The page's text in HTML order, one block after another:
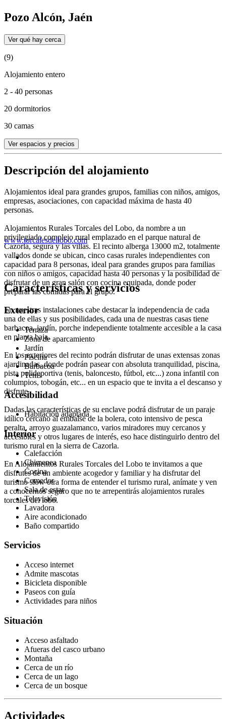
Pozo Alcón, Jaén
Ver qué hay cerca
(9)
Alojamiento entero
2 - 40 personas
20 dormitorios
30 camas
Ver espacios y precios
Descripción del alojamiento
Alojamientos ideal para grandes grupos, familias con niños, amigos,
empresas, asociaciones, con capacidad máxima de hasta 40
personas.
Alojamientos Rurales Torcales del Lobo, da nombre a un
privilegiado complejo rural emplazado en el parque natural de
Cazorla, segura y las villas. El recinto alberga 13000 m2, totalmente
vallados donde se ubican, cinco casas rurales independientes con
capacidad para 8 personas, ideal para grandes grupos para familias
con niños o amigos, capacidad hasta 40 personas y la posibilidad de
disfrutar de un gran salón con cocina equipada, donde poder
preparar las comidas para el grupo.
En nuestras instalaciones cabe destacar la independencia de cada
una de ellas y sus posibilidades, cada una de nuestras casas tiene
barbacoa, jardín, porche independiente totalmente accesible a la casa
en planta baja.
En los exteriores del recinto podrán disfrutar de unas extensas zonas
ajardinadas, donde podrán pasear con absoluta tranquilidad, piscina,
pista polideportiva (tenis, baloncesto, fútbol, etc...) zona infantil con
columpios, tobogán, etc... en un espacio que te invita a el descanso y
disfrute.
Dadas las características de su enclave podrá disfrutar de un paraje
idílico cercano al embalse de la bolera, coto intensivo de pesca
peralta, arroyo guazalamanco, varios miradores muy cercanos y
accesibles y otros lugares de interés, eso hace distinguirlo dentro del
turismo rural en la sierra de Cazorla.
En Alojamientos Rurales Torcales del Lobo te invitamos a que
disfrutes de un ambiente acogedor y familiar y ha disfrutar del
turismo slow otra forma de entender el turismo rural, anímate y ven
a conocernos seguro que no te arrepentirás alojamientos rurales
torcales del lobo.
www.torcalesdellobo.com
Características y servicios
Exterior
Terraza
Zona de aparcamiento
Jardín
Piscina
Barbacoa
Tenis
Accesibilidad
Habitación adaptada
Interior
Calefacción
Chimenea
Cocina
Comedor
Sala de estar
Televisión
Lavadora
Aire acondicionado
Baño compartido
Servicios
Acceso internet
Admite mascotas
Bicicleta disponible
Paseos con guía
Actividades para niños
Situación
Acceso asfaltado
Afueras del casco urbano
Montaña
Cerca de un río
Cerca de un lago
Cerca de un bosque
Actividades